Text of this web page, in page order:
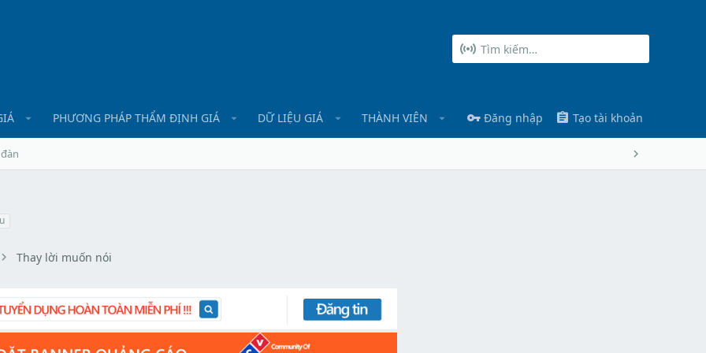
PHƯƠNG PHÁP THẨM ĐỊNH GIÁ DỮ LIỆU GIÁ THÀNH VIÊN Đăng nhập Tạo tài khoản
Thay lời muốn nói